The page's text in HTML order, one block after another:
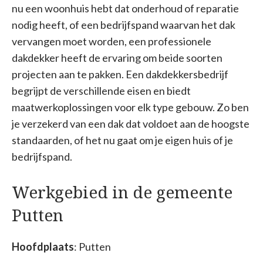
nu een woonhuis hebt dat onderhoud of reparatie
nodig heeft, of een bedrijfspand waarvan het dak
vervangen moet worden, een professionele
dakdekker heeft de ervaring om beide soorten
projecten aan te pakken. Een dakdekkersbedrijf
begrijpt de verschillende eisen en biedt
maatwerkoplossingen voor elk type gebouw. Zo ben
je verzekerd van een dak dat voldoet aan de hoogste
standaarden, of het nu gaat om je eigen huis of je
bedrijfspand.
Werkgebied in de gemeente
Putten
Hoofdplaats: Putten